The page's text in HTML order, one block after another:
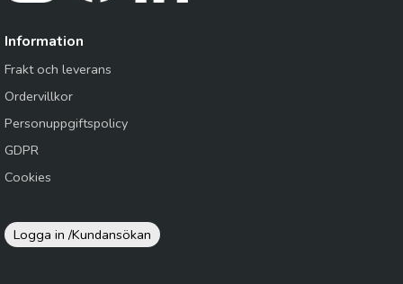
Information
Frakt och leverans
Ordervillkor
Personuppgiftspolicy
GDPR
Cookies
Logga in /Kundansökan